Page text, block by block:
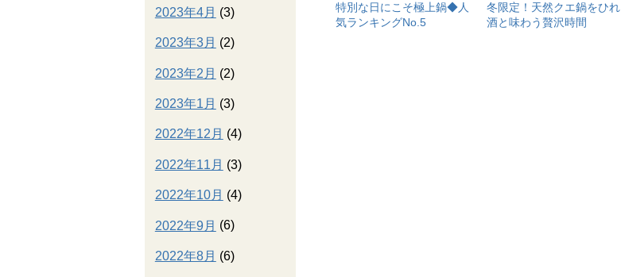
特別な日にこそ極上鍋◆人
気ランキングNo.5
冬限定！天然クエ鍋をひれ
酒と味わう贅沢時間
2023年4月 (3)
2023年3月 (2)
2023年2月 (2)
2023年1月 (3)
2022年12月 (4)
2022年11月 (3)
2022年10月 (4)
2022年9月 (6)
2022年8月 (6)